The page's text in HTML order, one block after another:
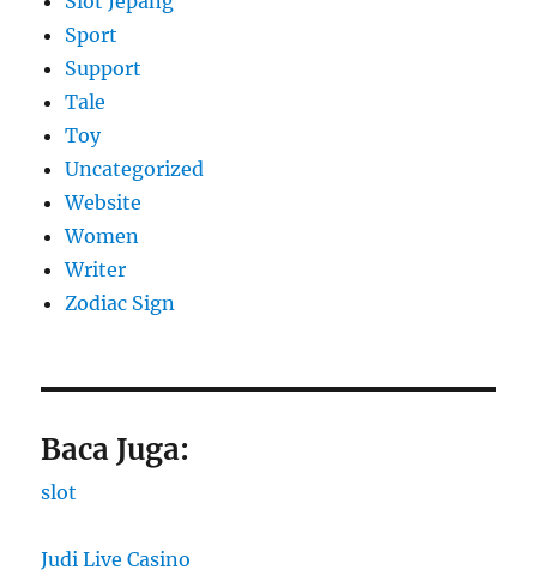
Sport
Support
Tale
Toy
Uncategorized
Website
Women
Writer
Zodiac Sign
Baca Juga:
slot
Judi Live Casino